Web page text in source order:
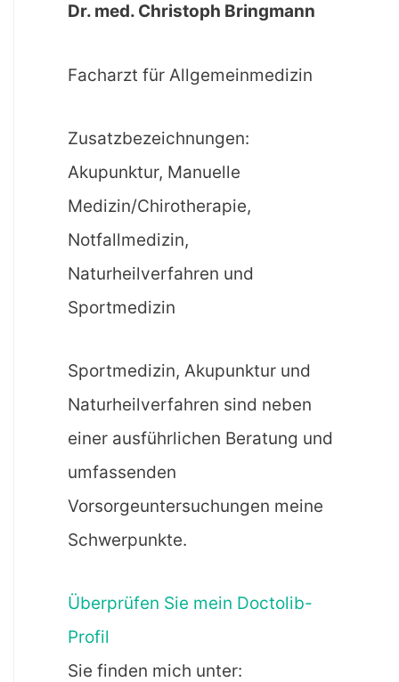
Dr. med. Christoph Bringmann
Facharzt für Allgemeinmedizin
Zusatzbezeichnungen:
Akupunktur, Manuelle
Medizin/Chirotherapie,
Notfallmedizin,
Naturheilverfahren und
Sportmedizin
Sportmedizin, Akupunktur und
Naturheilverfahren sind neben
einer ausführlichen Beratung und
umfassenden
Vorsorgeuntersuchungen meine
Schwerpunkte.
Überprüfen Sie mein Doctolib-
Profil
Sie finden mich unter: